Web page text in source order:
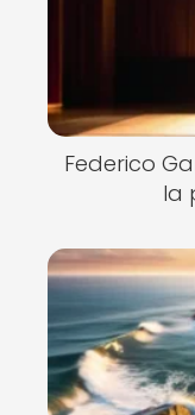
Federico
la